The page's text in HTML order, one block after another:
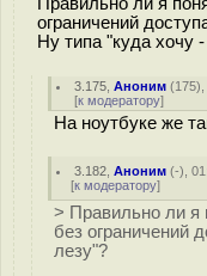
ограничений
Ну типа "куда хочу
3.175 ,Аноним (175),
[к модератору]
На ноутбуке же
3.182 ,Аноним (-),
[к модератору]
> Правильно ли я
без ограничений
лезу"?